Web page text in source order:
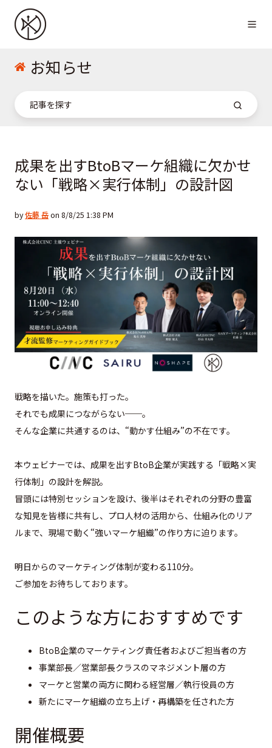
お知らせ
成果を出すBtoBマーケ組織に欠かせ
ない「戦略×実行体制」の設計図
by佐藤 岳on 8/8/25 1:38 PM
戦略を描いた。施策も打った。
それでも成果につながらない──。
そんな企業に共通するのは、“動かす仕組み”の不在です。
本ウェビナーでは、成果を出すBtoB企業が実践する「戦略×実
行体制」の設計を解説。
冒頭には特別セッションを設け、 後半はそれぞれの分野の豊富
な知見を皆様に共有し、 プロ人材の活用から、仕組み化のリア
ルまで、現場で動く“強いマーケ組織”の作り方に迫ります。
明日からのマーケティング体制が変わる110分。
ご参加をお待ちしております。
このような方におすすめです
BtoB企業のマーケティング責任者およびご担当者の方
事業部長／営業部長クラスのマネジメント層の方
マーケと営業の両方に関わる経営層／執行役員の方
新たにマーケ組織の立ち上げ・再構築を任された方
開催概要